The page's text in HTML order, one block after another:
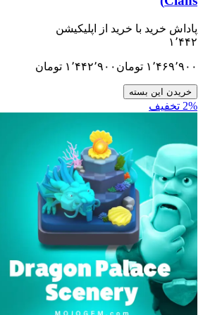
با خرید از اپلیکیشن
تومان۱٬۴۴۲٬۹۰۰ تومان
بسته